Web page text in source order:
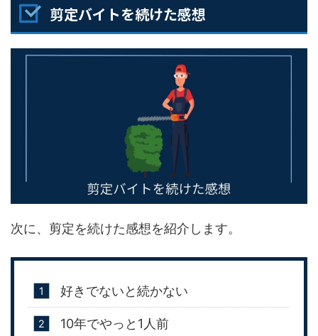
剪定バイトを続けた感想
次に、剪定を続けた感想を紹介します。
好きでないと続かない
10年でやっと1人前